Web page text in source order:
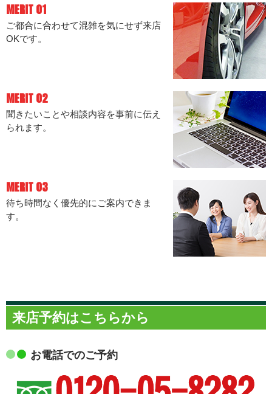
MERIT 01
ご都合に合わせて混雑を気にせず来店
OKです。
MERIT 02
聞きたいことや相談内容を事前に伝え
られます。
MERIT 03
待ち時間なく優先的にご案内できま
す。
来店予約はこちらから
お電話でのご予約